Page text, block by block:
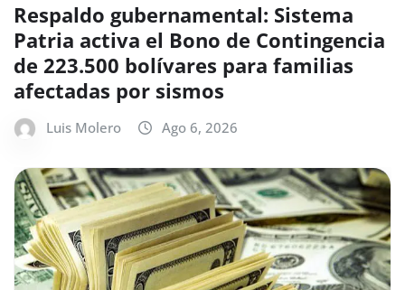
Respaldo gubernamental: Sistema
Patria activa el Bono de Contingencia
de 223.500 bolívares para familias
afectadas por sismos
Luis Molero Ago 6, 2026